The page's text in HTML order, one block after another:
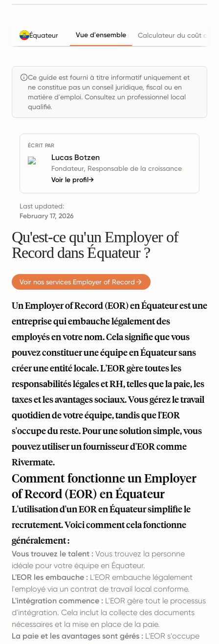
Équateur Vue d'ensemble Calculateur du coût de
Ce guide est fourni à titre informatif uniquement et
ne constitue pas un conseil juridique, fiscal ou en
matière d'emploi. Consultez un professionnel local
qualifié.
ÉCRIT PAR
Lucas Botzen
Fondateur, Responsable de la croissance
Voir le profil→
Last updated:
February 17, 2026
Qu'est-ce qu'un Employer of
Record dans Équateur ?
Voir nos services Employer of Record
Un Employer of Record (EOR) en Équateur est une
entreprise qui embauche légalement des
employés en votre nom. Cela signifie que vous
pouvez constituer une équipe en Équateur sans
créer une entité locale. L'EOR gère toutes les
responsabilités légales et RH, telles que la paie, les
taxes et les avantages sociaux. Vous gérez le travail
quotidien de votre équipe, tandis que l'EOR
s'occupe du reste. Pour une solution simple, vous
pouvez utiliser un fournisseur d'EOR comme
Rivermate.
Comment fonctionne un Employer
of Record (EOR) en Équateur
L'utilisation d'un EOR en Équateur simplifie le
recrutement. Voici comment cela fonctionne
généralement :
Vous trouvez le talent : Vous trouvez la personne
idéale pour votre équipe en Équateur.
L'EOR les embauche : L'EOR embauche légalement
l'employé via un contrat de travail local conforme.
L'intégration commence : L'EOR gère tout le processus
d'intégration. Cela inclut la collecte des documents
nécessaires et la mise en place de la paie.
La paie et les avantages sont gérés : L'EOR s'occupe